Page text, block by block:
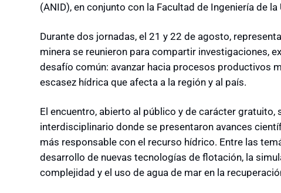
(ANID), en conjunto con la Facultad de Ingeniería de
Durante dos jornadas, el 21 y 22 de agosto,
minera se reunieron para compartir investigaciones,
desafío común: avanzar hacia procesos productivos
escasez hídrica que afecta a la región y al país.
El encuentro, abierto al público y de carácter
interdisciplinario donde se presentaron avances
más responsable con el recurso hídrico. Entre las
desarrollo de nuevas tecnologías de flotación, la
complejidad y el uso de agua de mar en la